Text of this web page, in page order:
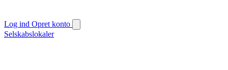
Log ind Opret konto
Selskabslokaler